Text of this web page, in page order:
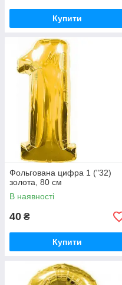
Купити
Фольгована цифра 1 ("32)
золота, 80 см
В наявності
40 ₴
Купити